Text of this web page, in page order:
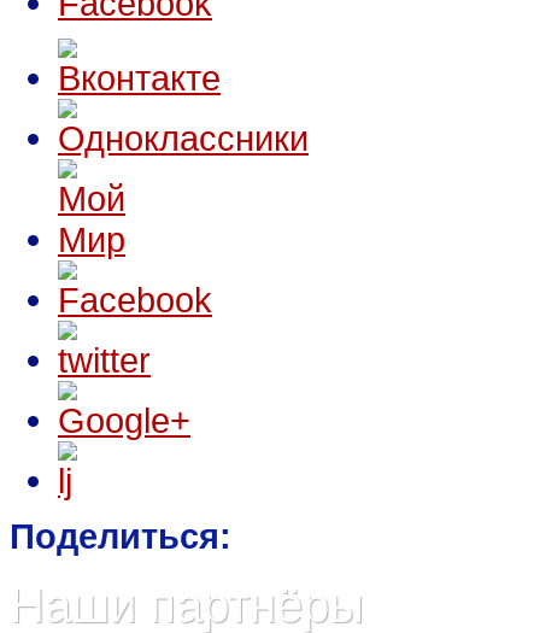
Поделиться:
Наши партнёры